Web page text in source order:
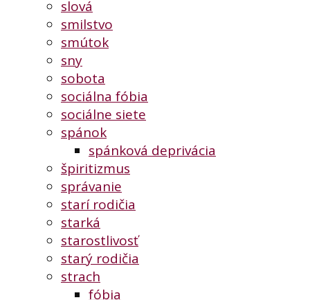
slová
smilstvo
smútok
sny
sobota
sociálna fóbia
sociálne siete
spánok
spánková deprivácia
špiritizmus
správanie
starí rodičia
starká
starostlivosť
starý rodičia
strach
fóbia